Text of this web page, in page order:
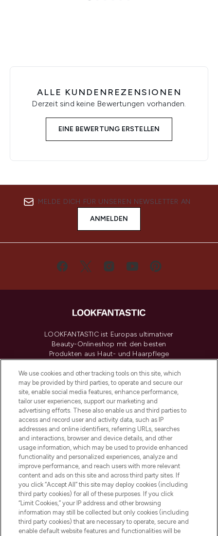
ALLE KUNDENREZENSIONEN
Derzeit sind keine Bewertungen vorhanden.
EINE BEWERTUNG ERSTELLEN
MELDE DICH FÜR UNSEREN NEWSLETTER AN
ANMELDEN
LOOKFANTASTIC ist Europas ultimativer
Beauty-Onlineshop mit den besten
Produkten aus Haut- und Haarpflege
renommierten Marken. Shoppe online
oder über die App mit kostenloser
Lieferung ab einem Einkaufswert von 30€.
Cookie-Einwilligung
Do Not Sell or Share My Personal
Information
HILFE & INFORMATION
IMPRESSUM
ÜBER LOOKFANTASTIC
We use cookies and other tracking tools on this site, which
may be provided by third parties, to operate and secure our
site, enable social media features, enhance performance,
tailor user experiences, support our marketing and
advertising efforts. These also enable us and third parties to
access and record user and activity data, such as IP
addresses and online identifiers, referring URLs, searches
and interactions, browser and device details, and other
usage information, which may be used to provide enhanced
functionality and personalized experiences, analyze and
improve performance, and reach users with more relevant
content and ads on this site and across third party sites. If
you click “Accept All” this site may deploy cookies (including
third party cookies) for all of these purposes. If you click
“Limit Cookies,” your IP address and other browsing
information may still be collected but only cookies (including
third party cookies) that are necessary to operate, secure and
enable default website features and functionalities will be